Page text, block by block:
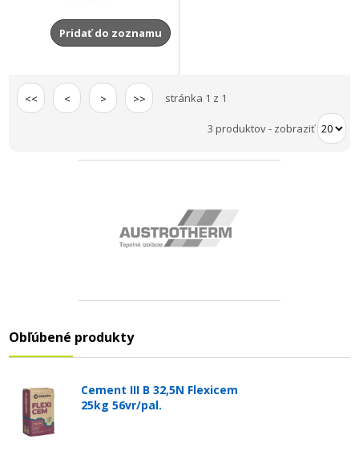
Pridať do zoznamu
<< < > >> stránka 1 z 1
3 produktov- zobraziť
Obľúbené produkty
Cement III B 32,5N Flexicem
25kg 56vr/pal.